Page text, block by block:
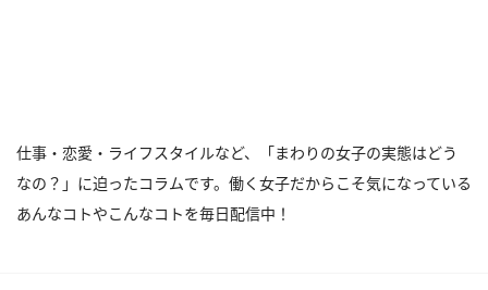
仕事・恋愛・ライフスタイルなど、「まわりの女子の実態はどう
なの？」に迫ったコラムです。働く女子だからこそ気になっている
あんなコトやこんなコトを毎日配信中！